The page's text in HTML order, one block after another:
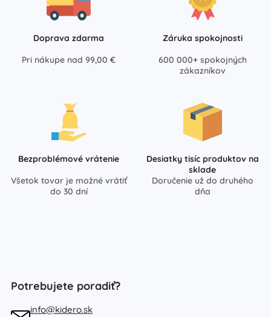
Doprava zdarma
Pri nákupe nad 99,00 €
Záruka spokojnosti
600 000+ spokojných
zákazníkov
Bezproblémové vrátenie
Všetok tovar je možné vrátiť
do 30 dní
Desiatky tisíc produktov na
sklade
Doručenie už do druhého
dňa
Potrebujete poradiť?
info@kidero.sk